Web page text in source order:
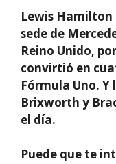
Lewis Hamilton
sede de
Reino Unido,
convirtió en
Fórmula Uno. Y
Brixworth y
el día.
Puede que te